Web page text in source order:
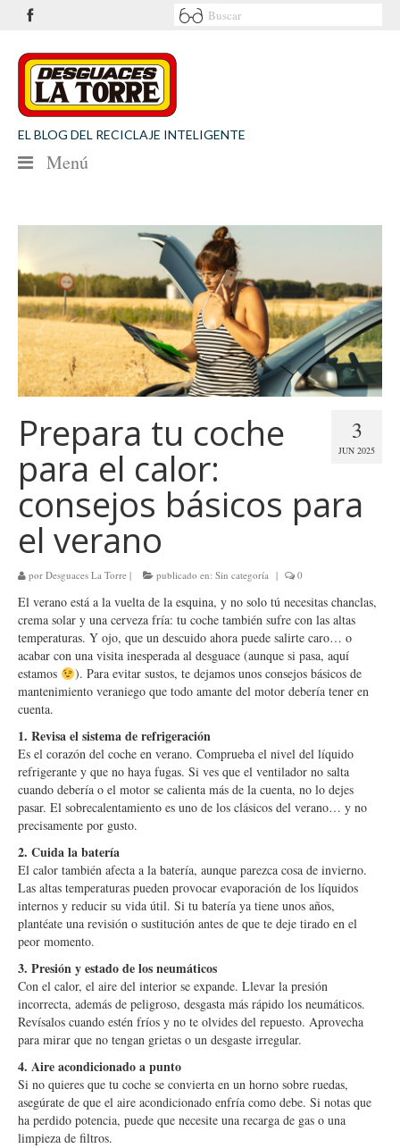
EL BLOG DEL RECICLAJE INTELIGENTE
Menú
SEGURIDAD VIAL
MEDIO AMBIENTE
PATROCINIOS
CONTACTO
Desguaces La Torre
3
JUN 2025
Prepara tu coche
para el calor:
consejos básicos para
el verano
por Desguaces La Torre | publicado en: Sin categoría | 0
El verano está a la vuelta de la esquina, y no solo tú necesitas chanclas,
crema solar y una cerveza fría: tu coche también sufre con las altas
temperaturas. Y ojo, que un descuido ahora puede salirte caro… o
acabar con una visita inesperada al desguace (aunque si pasa, aquí
estamos
). Para evitar sustos, te dejamos unos consejos básicos de
mantenimiento veraniego que todo amante del motor debería tener en
cuenta.
1. Revisa el sistema de refrigeración
Es el corazón del coche en verano. Comprueba el nivel del líquido
refrigerante y que no haya fugas. Si ves que el ventilador no salta
cuando debería o el motor se calienta más de la cuenta, no lo dejes
pasar. El sobrecalentamiento es uno de los clásicos del verano… y no
precisamente por gusto.
2. Cuida la batería
El calor también afecta a la batería, aunque parezca cosa de invierno.
Las altas temperaturas pueden provocar evaporación de los líquidos
internos y reducir su vida útil. Si tu batería ya tiene unos años,
plantéate una revisión o sustitución antes de que te deje tirado en el
peor momento.
3. Presión y estado de los neumáticos
Con el calor, el aire del interior se expande. Llevar la presión
incorrecta, además de peligroso, desgasta más rápido los neumáticos.
Revísalos cuando estén fríos y no te olvides del repuesto. Aprovecha
para mirar que no tengan grietas o un desgaste irregular.
4. Aire acondicionado a punto
Si no quieres que tu coche se convierta en un horno sobre ruedas,
asegúrate de que el aire acondicionado enfría como debe. Si notas que
ha perdido potencia, puede que necesite una recarga de gas o una
limpieza de filtros.